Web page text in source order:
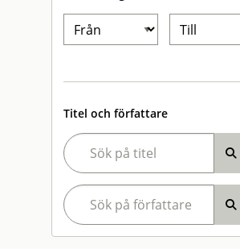
Titel och författare